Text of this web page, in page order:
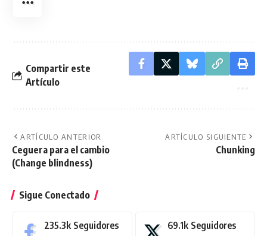
Compartir este
Artículo
ARTÍCULO ANTERIOR
Ceguera para el cambio
(Change blindness)
ARTÍCULO SIGUIENTE
Chunking
Sigue Conectado
235.3k Seguidores 69.1k Seguidores